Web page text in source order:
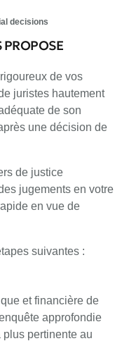
decisions
PROPOSE
de vos
juristes hautement
de son
une décision de
de justice
jugements en votre
en vue de
suivantes :
et financière de
approfondie
pertinente au